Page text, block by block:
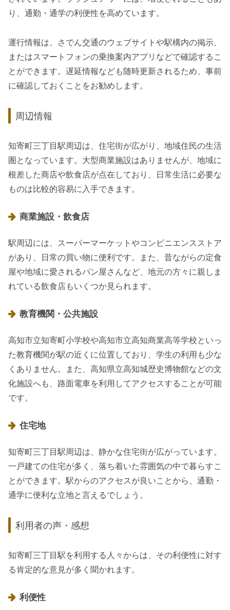
り、通勤・通学の利便性を高めています。
運行情報は、さでん交通のウェブサイトや駅構内の掲示、
またはスマートフォンの乗換案内アプリなどで確認するこ
とができます。遅延情報なども随時更新されるため、事前
に確認しておくことをお勧めします。
周辺情報
知寄町三丁目駅周辺は、住宅街が広がり、地域住民の生活
圏となっています。大型商業施設はありませんが、地域に
根差した商店や飲食店が点在しており、日常生活に必要な
ものは比較的容易に入手できます。
商業施設・飲食店
駅周辺には、スーパーマーケットやコンビニエンスストア
があり、日常の買い物に便利です。また、昔ながらの定食
屋や地域に愛されるパン屋さんなど、地元の方々に親しま
れている飲食店もいくつか見られます。
教育機関・公共施設
高知市立知寄町小学校や高知市立高知商業高等学校といっ
た教育機関が駅の近くに位置しており、学生の利用も少な
くありません。また、高知県立高知城歴史博物館などの文
化施設へも、路面電車を利用してアクセスすることが可能
です。
住宅地
知寄町三丁目駅周辺は、静かな住宅街が広がっています。
一戸建ての住宅が多く、落ち着いた雰囲気の中で暮らすこ
とができます。駅からのアクセスが良いことから、通勤・
通学に便利な立地と言えるでしょう。
利用者の声・感想
知寄町三丁目駅を利用する人々からは、その利便性に対す
る肯定的な意見が多く聞かれます。
利便性